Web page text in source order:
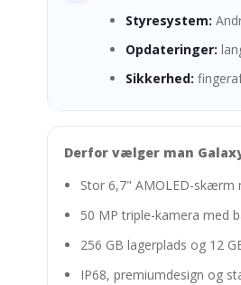
Styresystem:
Opdateringer:
Sikkerhed:
Derfor vælger man
Stor 6,7" AMOLED-skærm
50 MP triple-kamera med
256 GB lagerplads og 12
IP68, premiumdesign og